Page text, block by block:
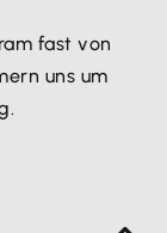
fast von
uns um